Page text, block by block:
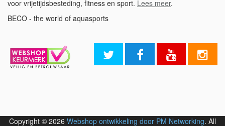
voor vrijetijdsbesteding, fitness en sport. Lees meer.
BECO - the world of aquasports
Copyright © 2026 Webshop ontwikkeling door PM Networking. All